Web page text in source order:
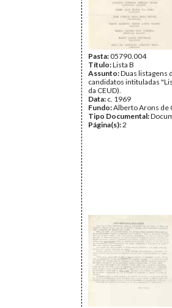
Pasta:05790.004
Título:Lista B
Assunto:Duas listagens
candidatos intituladas
da CEUD).
Data: c. 1969
Fundo:Alberto Arons de
Tipo Documental:
Página(s):2